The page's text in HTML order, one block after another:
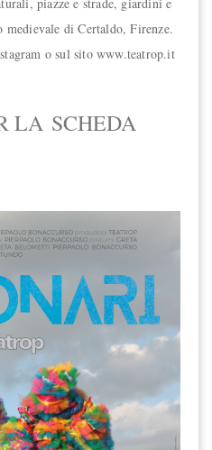
di Certaldo, Firenze.
o sul sito www.teatrop.it
LA SCHEDA